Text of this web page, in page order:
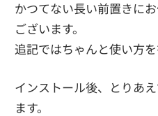
かつてない長い前置きに
ございます。
追記ではちゃんと使い方を
インストール後、とりあ
ます。